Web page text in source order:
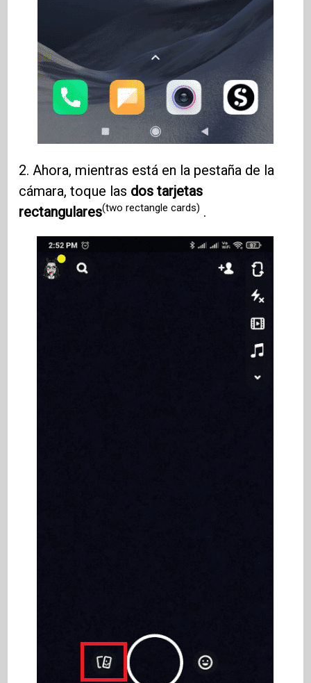
2. Ahora, mientras está en la pestaña de la
cámara, toque las dos tarjetas
rectangulares(two rectangle cards) .